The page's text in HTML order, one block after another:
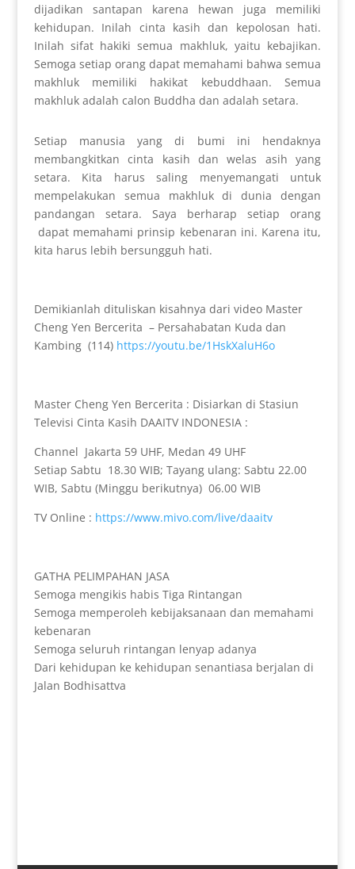
dijadikan santapan karena hewan juga memiliki
kehidupan. Inilah cinta kasih dan kepolosan hati.
Inilah sifat hakiki semua makhluk, yaitu kebajikan.
Semoga setiap orang dapat memahami bahwa semua
makhluk memiliki hakikat kebuddhaan. Semua
makhluk adalah calon Buddha dan adalah setara.
Setiap manusia yang di bumi ini hendaknya
membangkitkan cinta kasih dan welas asih yang
setara. Kita harus saling menyemangati untuk
mempelakukan semua makhluk di dunia dengan
pandangan setara. Saya berharap setiap orang
dapat memahami prinsip kebenaran ini. Karena itu,
kita harus lebih bersungguh hati.
Demikianlah dituliskan kisahnya dari video Master
Cheng Yen Bercerita – Persahabatan Kuda dan
Kambing (114) https://youtu.be/1HskXaluH6o
Master Cheng Yen Bercerita : Disiarkan di Stasiun
Televisi Cinta Kasih DAAITV INDONESIA :
Channel Jakarta 59 UHF, Medan 49 UHF
Setiap Sabtu 18.30 WIB; Tayang ulang: Sabtu 22.00
WIB, Sabtu (Minggu berikutnya) 06.00 WIB
TV Online : https://www.mivo.com/live/daaitv
GATHA PELIMPAHAN JASA
Semoga mengikis habis Tiga Rintangan
Semoga memperoleh kebijaksanaan dan memahami
kebenaran
Semoga seluruh rintangan lenyap adanya
Dari kehidupan ke kehidupan senantiasa berjalan di
Jalan Bodhisattva